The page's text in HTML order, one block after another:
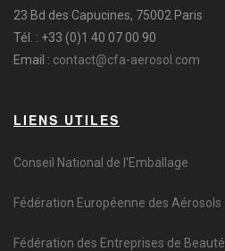
23 Bd des Capucines, 75002 Paris
Tél. : +33 (0)1 40 07 00 90
Email : contact@cfa-aerosol.com
LIENS UTILES
Conseil National de l'Emballage
Fédération Européenne des Aérosols
Fédération des Entreprises de Beauté